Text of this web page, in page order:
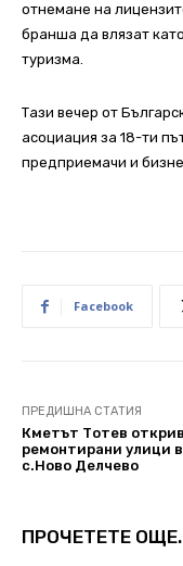
отнемане на
бранша да влязат
туризма.
Тази вечер от
асоциация за 18-ти
предприемачи и
Facebook
ПРЕДИШНА СТАТИЯ
Кметът Тотев
ремонтирани улици в
с.Ново Делчево
ПРОЧЕТЕТЕ